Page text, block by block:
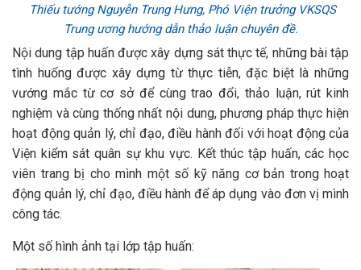
Thiếu tướng Nguyễn Trung Hưng, Phó Viện trưởng VKSQS
Trung ương hướng dẫn thảo luận chuyên đề.
Nội dung tập huấn được xây dựng sát thực tế, những bài tập
tình huống được xây dựng từ thực tiễn, đặc biệt là những
vướng mắc từ cơ sở để cùng trao đổi, thảo luận, rút kinh
nghiệm và cùng thống nhất nội dung, phương pháp thực hiện
hoạt động quản lý, chỉ đạo, điều hành đối với hoạt động của
Viện kiểm sát quân sự khu vực. Kết thúc tập huấn, các học
viên trang bị cho mình một số kỹ năng cơ bản trong hoạt
động quản lý, chỉ đạo, điều hành để áp dụng vào đơn vị mình
công tác.
Một số hình ảnh tại lớp tập huấn: